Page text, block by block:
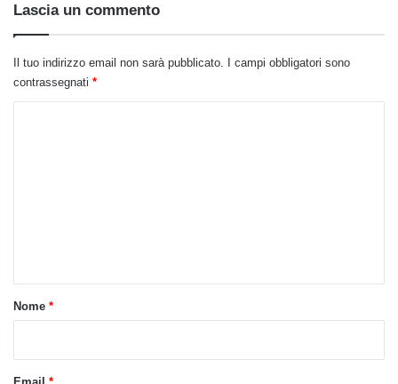
Lascia un commento
Il tuo indirizzo email non sarà pubblicato.
I campi obbligatori sono
contrassegnati *
oNome *